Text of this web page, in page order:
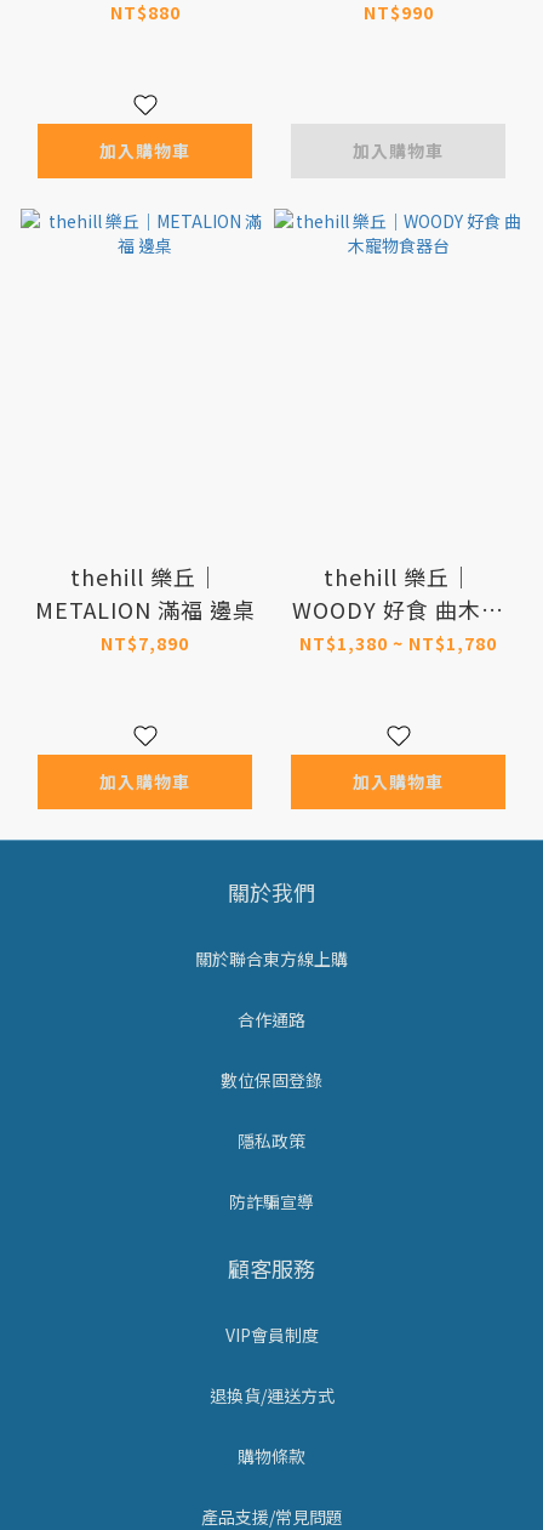
楞紙貓屋
NT$880
加入購物車
楞紙貓屋
NT$990
加入購物車
thehill 樂丘｜
METALION 滿福 邊桌
NT$7,890
加入購物車
thehill 樂丘｜
WOODY 好食 曲木寵
物食器台
NT$1,380 ~ NT$1,780
加入購物車
關於我們
關於聯合東方線上購
合作通路
數位保固登錄
隱私政策
防詐騙宣導
顧客服務
VIP會員制度
退換貨/運送方式
購物條款
產品支援/常見問題